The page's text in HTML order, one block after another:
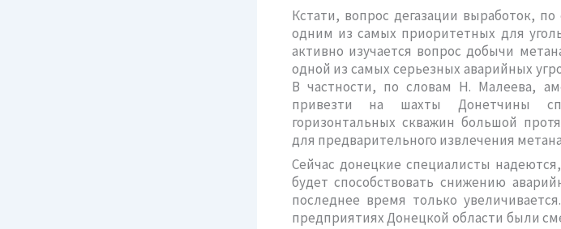
Кстати, вопрос дегазации выработок,
одним из самых приоритетных для
активно изучается вопрос добычи
одной из самых серьезных аварийных
В частности, по словам Н. Малеева,
привезти на шахты Донетчины
горизонтальных скважин большой
для предварительного извлечения
Сейчас донецкие специалисты
будет способствовать снижению
последнее время только
предприятиях Донецкой области были